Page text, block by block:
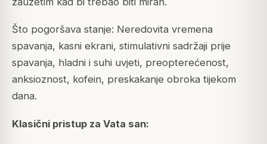
Što pogoršava stanje: Neredovita vremena
spavanja, kasni ekrani, stimulativni sadržaji prije
spavanja, hladni i suhi uvjeti, preopterećenost,
anksioznost, kofein, preskakanje obroka tijekom
dana.
Klasični pristup za Vata san: